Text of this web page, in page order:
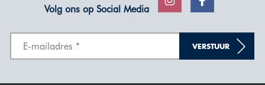
Volg ons op Social Media
VERSTUUR